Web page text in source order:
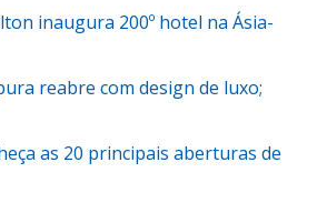
inaugura 200º hotel na Ásia-
reabre com design de luxo;
as 20 principais aberturas de